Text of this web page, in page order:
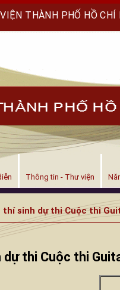
THÀNH PHỐ HỒ CHÍ
Thông tin - Thư viện
thí sinh dự thi Cuộc thi
thi Cuộc thi